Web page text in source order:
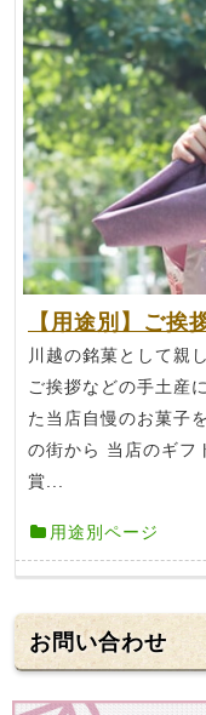
【用途別】ご挨
川越の銘菓として親
ご挨拶などの手土産
た当店自慢のお菓子
の街から 当店のギフ
賞...
用途別ページ
お問い合わせ